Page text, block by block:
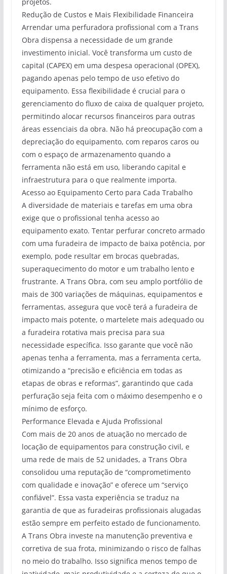
projetos.
Redução de Custos e Mais Flexibilidade Financeira
Arrendar uma perfuradora profissional com a Trans
Obra dispensa a necessidade de um grande
investimento inicial. Você transforma um custo de
capital (CAPEX) em uma despesa operacional (OPEX),
pagando apenas pelo tempo de uso efetivo do
equipamento. Essa flexibilidade é crucial para o
gerenciamento do fluxo de caixa de qualquer projeto,
permitindo alocar recursos financeiros para outras
áreas essenciais da obra. Não há preocupação com a
depreciação do equipamento, com reparos caros ou
com o espaço de armazenamento quando a
ferramenta não está em uso, liberando capital e
infraestrutura para o que realmente importa.
Acesso ao Equipamento Certo para Cada Trabalho
A diversidade de materiais e tarefas em uma obra
exige que o profissional tenha acesso ao
equipamento exato. Tentar perfurar concreto armado
com uma furadeira de impacto de baixa potência, por
exemplo, pode resultar em brocas quebradas,
superaquecimento do motor e um trabalho lento e
frustrante. A Trans Obra, com seu amplo portfólio de
mais de 300 variações de máquinas, equipamentos e
ferramentas, assegura que você terá a furadeira de
impacto mais potente, o martelete mais adequado ou
a furadeira rotativa mais precisa para sua
necessidade específica. Isso garante que você não
apenas tenha a ferramenta, mas a ferramenta certa,
otimizando a “precisão e eficiência em todas as
etapas de obras e reformas”, garantindo que cada
perfuração seja feita com o máximo desempenho e o
mínimo de esforço.
Performance Elevada e Ajuda Profissional
Com mais de 20 anos de atuação no mercado de
locação de equipamentos para construção civil, e
uma rede de mais de 52 unidades, a Trans Obra
consolidou uma reputação de “comprometimento
com qualidade e inovação” e oferece um “serviço
confiável”. Essa vasta experiência se traduz na
garantia de que as furadeiras profissionais alugadas
estão sempre em perfeito estado de funcionamento.
A Trans Obra investe na manutenção preventiva e
corretiva de sua frota, minimizando o risco de falhas
no meio do trabalho. Isso significa menos tempo de